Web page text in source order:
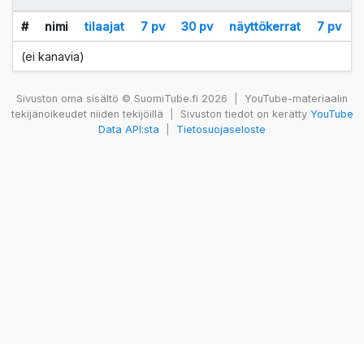
# nimi tilaajat 7 pv 30 pv näyttökerrat 7 pv
(ei kanavia)
Sivuston oma sisältö © SuomiTube.fi 2026
YouTube-materiaalin
tekijänoikeudet niiden tekijöillä
Sivuston tiedot on kerätty YouTube
Data API:sta
Tietosuojaseloste